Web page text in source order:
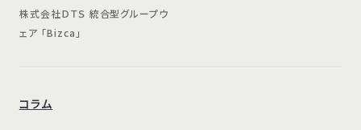
株式会社ＤＴＳ 統合型グループウ
ェア 「Bizca」
コラム